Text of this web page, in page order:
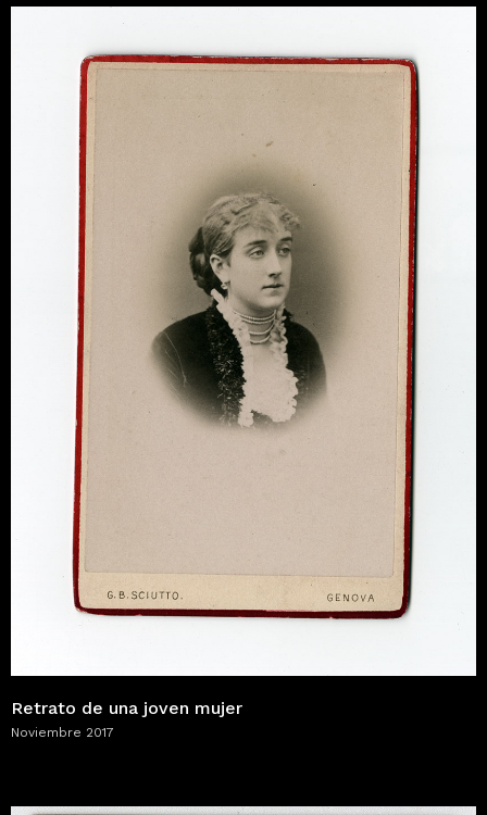
Retrato de una joven mujer
Noviembre 2017